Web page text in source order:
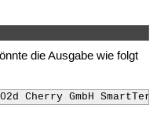
die Ausgabe wie folgt
Cherry GmbH